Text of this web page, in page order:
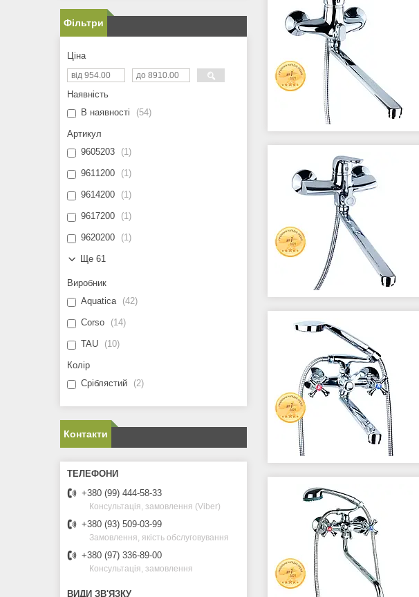
Фільтри
Ціна
Наявність
В наявності
54
Артикул
9605203
1
9611200 1
9614200 1
9617200 1
9620200 1
Ще 61
Виробник
Aquatica
42
Corso 14
TAU 10
Колір
Сріблястий
2
Контакти
+380 (99) 444-58-33
Консультація, замовлення (Viber)
+380 (93) 509-03-99
Замовлення, якість обслуговування
+380 (97) 336-89-00
Консультація, замовлення